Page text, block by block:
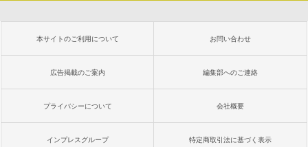
本サイトのご利用について お問い合わせ
広告掲載のご案内 編集部へのご連絡
プライバシーについて 会社概要
インプレスグループ 特定商取引法に基づく表示